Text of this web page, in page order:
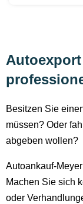
Besitzen Sie
müssen? Oder
abgeben wollen?
Autoankauf-
Machen Sie sich
oder